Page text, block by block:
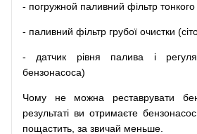
- погружной паливний фільтр
- паливний фільтр грубої очистки (
- датчик рівня палива і
бензонасоса)
Чому не можна реставрувати
результаті ви отримаєте бензонасос
пощастить, за звичай меньше.